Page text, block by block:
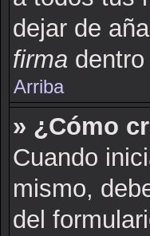
dejar de
firma
Arriba
» ¿Cómo
Cuando
mismo,
del